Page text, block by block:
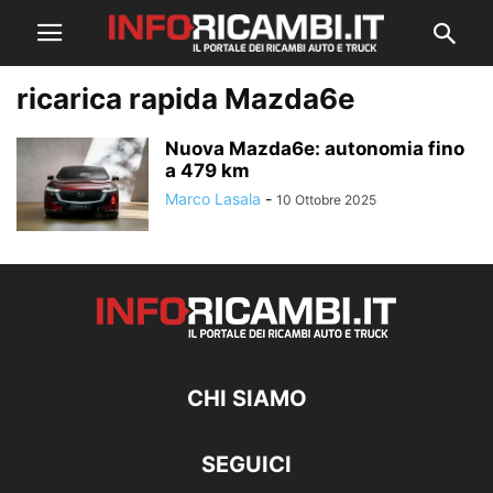
ricarica rapida Mazda6e
Nuova Mazda6e: autonomia fino
a 479 km
Marco Lasala - 10 Ottobre 2025
CHI SIAMO
SEGUICI